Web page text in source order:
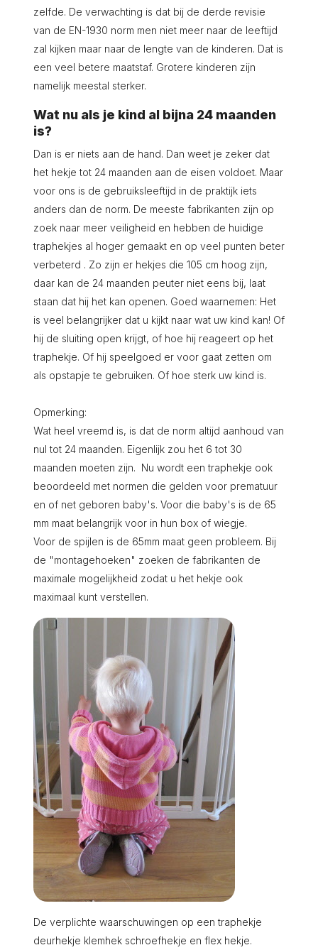
zelfde. De verwachting is dat bij de derde revisie
van de EN-1930 norm men niet meer naar de leeftijd
zal kijken maar naar de lengte van de kinderen. Dat is
een veel betere maatstaf. Grotere kinderen zijn
namelijk meestal sterker.
Wat nu als je kind al bijna 24 maanden
is?
Dan is er niets aan de hand. Dan weet je zeker dat
het hekje tot 24 maanden aan de eisen voldoet. Maar
voor ons is de gebruiksleeftijd in de praktijk iets
anders dan de norm. De meeste fabrikanten zijn op
zoek naar meer veiligheid en hebben de huidige
traphekjes al hoger gemaakt en op veel punten beter
verbeterd . Zo zijn er hekjes die 105 cm hoog zijn,
daar kan de 24 maanden peuter niet eens bij, laat
staan dat hij het kan openen. Goed waarnemen: Het
is veel belangrijker dat u kijkt naar wat uw kind kan! Of
hij de sluiting open krijgt, of hoe hij reageert op het
traphekje. Of hij speelgoed er voor gaat zetten om
als opstapje te gebruiken. Of hoe sterk uw kind is.
Opmerking:
Wat heel vreemd is, is dat de norm altijd aanhoud van
nul tot 24 maanden. Eigenlijk zou het 6 tot 30
maanden moeten zijn. Nu wordt een traphekje ook
beoordeeld met normen die gelden voor prematuur
en of net geboren baby's. Voor die baby's is de 65
mm maat belangrijk voor in hun box of wiegje.
Voor de spijlen is de 65mm maat geen probleem. Bij
de "montagehoeken" zoeken de fabrikanten de
maximale mogelijkheid zodat u het hekje ook
maximaal kunt verstellen.
De verplichte waarschuwingen op een traphekje
deurhekje klemhek schroefhekje en flex hekje.